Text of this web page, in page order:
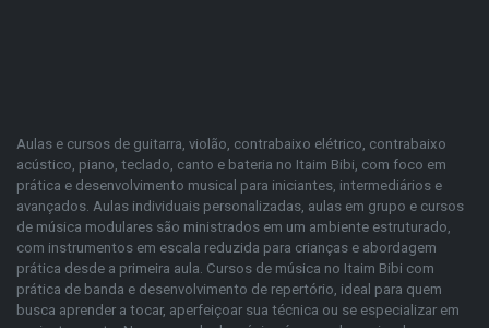
Aulas e cursos de guitarra, violão, contrabaixo elétrico, contrabaixo
acústico, piano, teclado, canto e bateria no Itaim Bibi, com foco em
prática e desenvolvimento musical para iniciantes, intermediários e
avançados. Aulas individuais personalizadas, aulas em grupo e cursos
de música modulares são ministrados em um ambiente estruturado,
com instrumentos em escala reduzida para crianças e abordagem
prática desde a primeira aula. Cursos de música no Itaim Bibi com
prática de banda e desenvolvimento de repertório, ideal para quem
busca aprender a tocar, aperfeiçoar sua técnica ou se especializar em